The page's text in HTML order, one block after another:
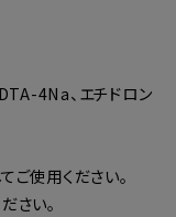
4Na、エチドロン
ご使用ください。
さい。